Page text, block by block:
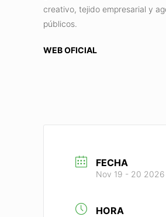
creativo, tejido empresarial y
públicos.
WEB OFICIAL
FECHA
Nov 19 - 20 2026
HORA